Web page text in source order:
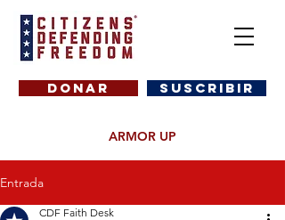
DONAR SUSCRIBIR
ARMOR UP
Entrada
CDF Faith Desk